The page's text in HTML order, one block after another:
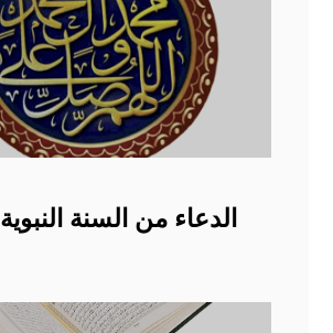
الدعاء من السنة النبوية